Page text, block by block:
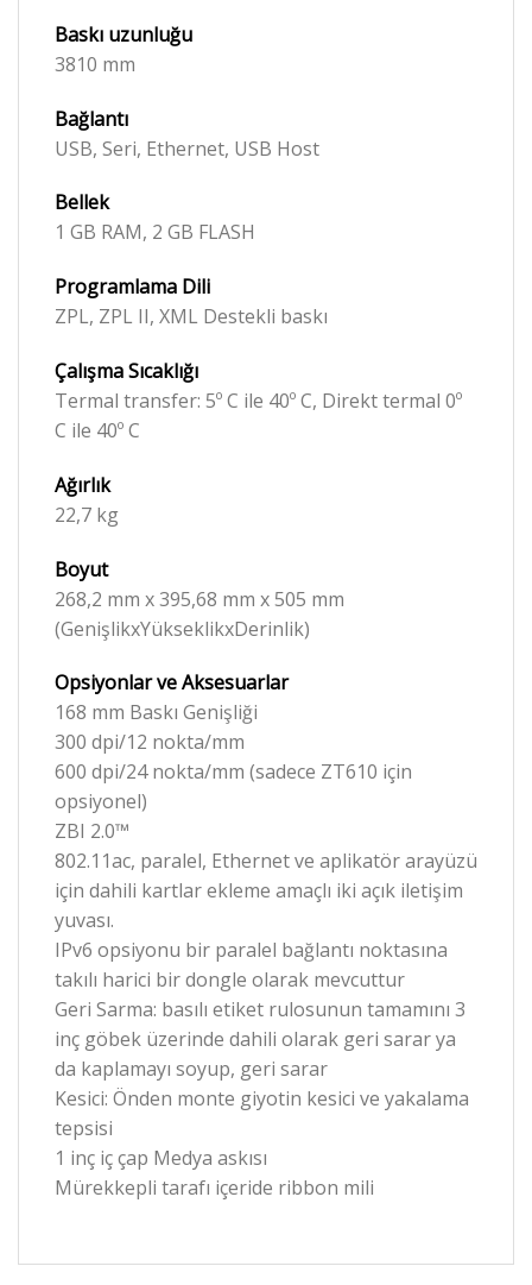
Baskı uzunluğu
3810 mm
Bağlantı
USB, Seri, Ethernet, USB Host
Bellek
1 GB RAM, 2 GB FLASH
Programlama Dili
ZPL, ZPL II, XML Destekli baskı
Çalışma Sıcaklığı
Termal transfer: 5º C ile 40º C, Direkt termal 0º
C ile 40º C
Ağırlık
22,7 kg
Boyut
268,2 mm x 395,68 mm x 505 mm
(GenişlikxYükseklikxDerinlik)
Opsiyonlar ve Aksesuarlar
168 mm Baskı Genişliği
300 dpi/12 nokta/mm
600 dpi/24 nokta/mm (sadece ZT610 için
opsiyonel)
ZBI 2.0™
802.11ac, paralel, Ethernet ve aplikatör arayüzü
için dahili kartlar ekleme amaçlı iki açık iletişim
yuvası.
IPv6 opsiyonu bir paralel bağlantı noktasına
takılı harici bir dongle olarak mevcuttur
Geri Sarma: basılı etiket rulosunun tamamını 3
inç göbek üzerinde dahili olarak geri sarar ya
da kaplamayı soyup, geri sarar
Kesici: Önden monte giyotin kesici ve yakalama
tepsisi
1 inç iç çap Medya askısı
Mürekkepli tarafı içeride ribbon mili